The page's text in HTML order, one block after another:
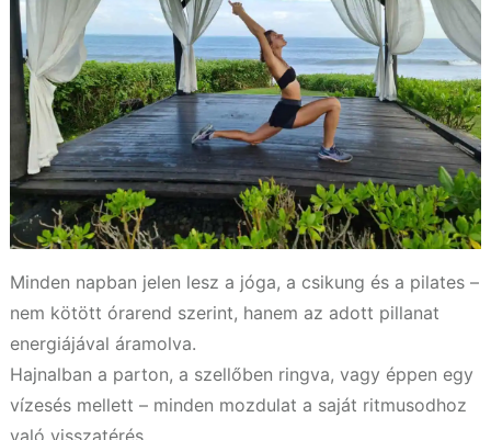
Minden napban jelen lesz a jóga, a csikung és a pilates –
nem kötött órarend szerint, hanem az adott pillanat
energiájával áramolva.
Hajnalban a parton, a szellőben ringva, vagy éppen egy
vízesés mellett – minden mozdulat a saját ritmusodhoz